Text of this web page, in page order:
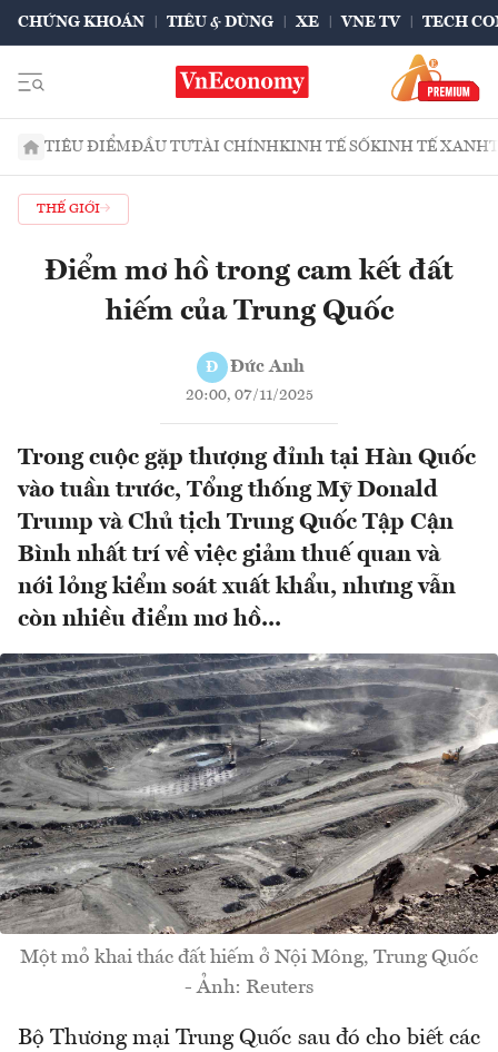
CHỨNG KHOÁN TIÊU & DÙNG XE VNE TV TECH
TIÊU ĐIỂMĐẦU TƯTÀI CHÍNHKINH TẾ SỐKINH TẾ XANH
THẾ GIỚI
Điểm mơ hồ trong cam kết đất
hiếm của Trung Quốc
Đ Đức Anh
20:00, 07/11/2025
Trong cuộc gặp thượng đỉnh tại Hàn Quốc
vào tuần trước, Tổng thống Mỹ Donald
Trump và Chủ tịch Trung Quốc Tập Cận
Bình nhất trí về việc giảm thuế quan và
nới lỏng kiểm soát xuất khẩu, nhưng vẫn
còn nhiều điểm mơ hồ...
Một mỏ khai thác đất hiếm ở Nội Mông, Trung Quốc
- Ảnh: Reuters
Bộ Thương mại Trung Quốc sau đó cho biết các